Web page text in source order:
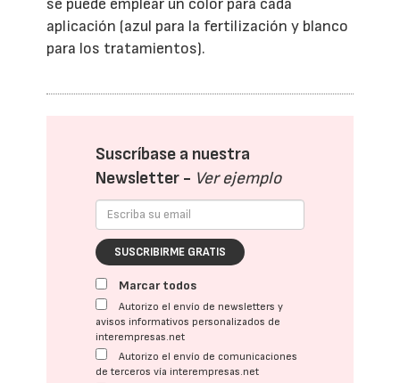
se puede emplear un color para cada
aplicación (azul para la fertilización y blanco
para los tratamientos).
Suscríbase a nuestra
Newsletter - Ver ejemplo
SUSCRIBIRME GRATIS
Marcar todos
Autorizo el envío de newsletters y
avisos informativos personalizados de
interempresas.net
Autorizo el envío de comunicaciones
de terceros vía interempresas.net